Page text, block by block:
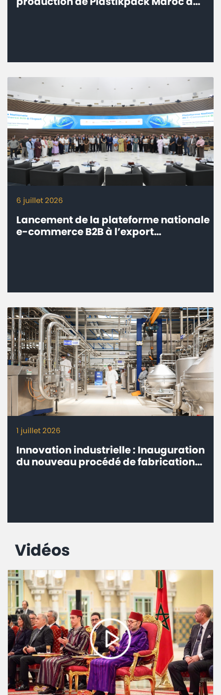
6 juillet 2026
Lancement de la plateforme nationale
e-commerce B2B à l’export
1 juillet 2026
Innovation industrielle : Inauguration
du nouveau procédé de fabrication
Vidéos